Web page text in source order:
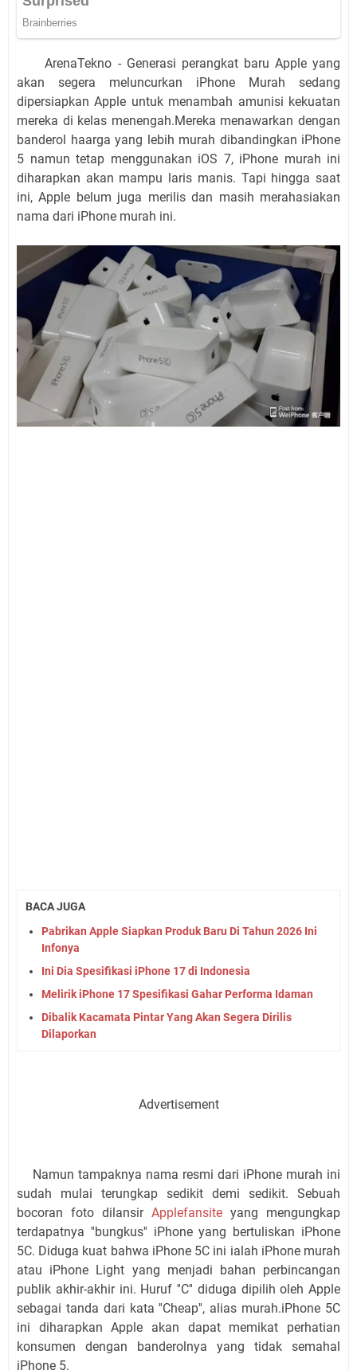
ArenaTekno - Generasi perangkat baru Apple yang
akan segera meluncurkan iPhone Murah sedang
dipersiapkan Apple untuk menambah amunisi kekuatan
mereka di kelas menengah.Mereka menawarkan dengan
banderol haarga yang lebih murah dibandingkan iPhone
5 namun tetap menggunakan iOS 7, iPhone murah ini
diharapkan akan mampu laris manis. Tapi hingga saat
ini, Apple belum juga merilis dan masih merahasiakan
nama dari iPhone murah ini.
BACA JUGA
Pabrikan Apple Siapkan Produk Baru Di Tahun 2026 Ini
Infonya
Ini Dia Spesifikasi iPhone 17 di Indonesia
Melirik iPhone 17 Spesifikasi Gahar Performa Idaman
Dibalik Kacamata Pintar Yang Akan Segera Dirilis
Dilaporkan
Advertisement
Namun tampaknya nama resmi dari iPhone murah ini
sudah mulai terungkap sedikit demi sedikit. Sebuah
bocoran foto dilansir Applefansite yang mengungkap
terdapatnya ''bungkus'' iPhone yang bertuliskan iPhone
5C. Diduga kuat bahwa iPhone 5C ini ialah iPhone murah
atau iPhone Light yang menjadi bahan perbincangan
publik akhir-akhir ini. Huruf ''C'' diduga dipilih oleh Apple
sebagai tanda dari kata ''Cheap'', alias murah.iPhone 5C
ini diharapkan Apple akan dapat memikat perhatian
konsumen dengan banderolnya yang tidak semahal
iPhone 5.